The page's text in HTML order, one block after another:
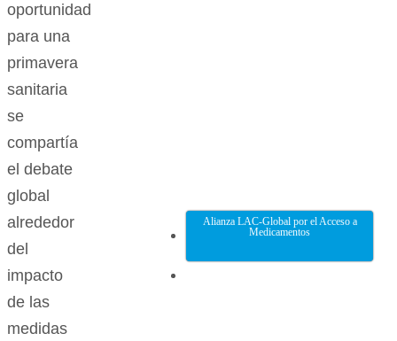
oportunidad
para una
primavera
sanitaria
se
compartía
el debate
global
alrededor
del
impacto
de las
medidas
Alianza LAC-Global por el Acceso a
Medicamentos